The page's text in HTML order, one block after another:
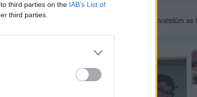
third parties on the IAB’s List of
third parties.
uživatelům se